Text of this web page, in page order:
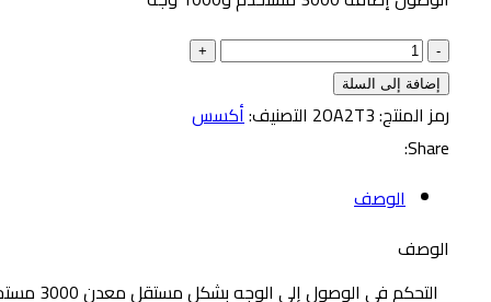
إضافة إلى السلة
رمز المنتج:2OA2T3 التصنيف:أكسس
Share:
الوصف
الوصف